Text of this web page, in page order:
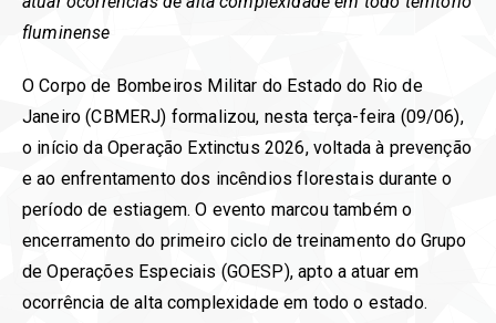
fluminense
O Corpo de Bombeiros Militar do Estado do Rio de
Janeiro (CBMERJ) formalizou, nesta terça-feira (09/06),
o início da Operação Extinctus 2026, voltada à prevenção
e ao enfrentamento dos incêndios florestais durante o
período de estiagem. O evento marcou também o
encerramento do primeiro ciclo de treinamento do Grupo
de Operações Especiais (GOESP), apto a atuar em
ocorrência de alta complexidade em todo o estado.